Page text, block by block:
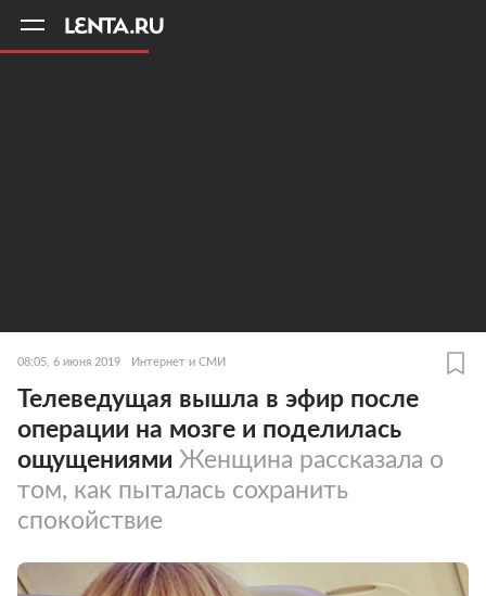
08:05, 6 июня 2019 Интернет и СМИ
Телеведущая вышла в эфир после
операции на мозге и поделилась
ощущениями Женщина рассказала о
том, как пыталась сохранить
спокойствие